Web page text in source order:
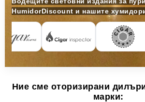
HumidorDiscount и нашите
Ние сме оторизирани
марки: